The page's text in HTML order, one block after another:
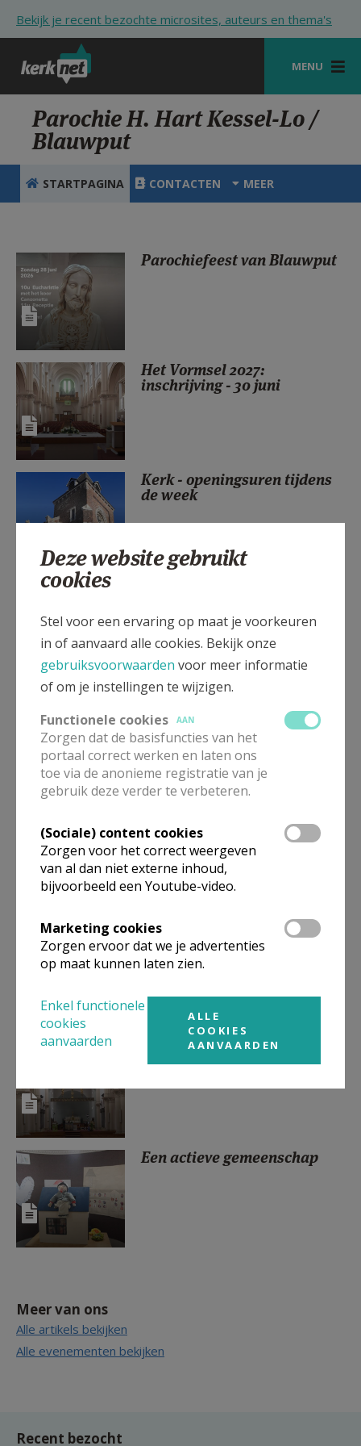
Bekijk je recent bezochte microsites, auteurs en thema's
MENU
STARTPAGINA
KERK
VIERINGEN
HULP
STARTPAGINA PORTAAL
MIJN PAROCHIE
AANMELDEN OF REGISTREREN
Parochie H. Hart Kessel-Lo /
Blauwput
STARTPAGINA CONTACTEN MEER
Parochiefeest van Blauwput
Het Vormsel 2027:
inschrijving - 30 juni
Kerk - openingsuren tijdens
de week
Een parochie van mensen...
Parochiekalender Blauwput
Pastorale Zone KesseLinde
Vieringen en
kindvriendelijke vieringen
Een actieve gemeenschap
Meer van ons
Alle artikels bekijken
Alle evenementen bekijken
Recent bezocht
Deze website gebruikt
cookies
Stel voor een ervaring op maat je voorkeuren
in of aanvaard alle cookies. Bekijk onze
gebruiksvoorwaarden voor meer informatie
of om je instellingen te wijzigen.
Functionele cookies
AAN
Zorgen dat de basisfuncties van het
portaal correct werken en laten ons
toe via de anonieme registratie van je
gebruik deze verder te verbeteren.
(Sociale) content cookies
Zorgen voor het correct weergeven
van al dan niet externe inhoud,
bijvoorbeeld een Youtube-video.
Marketing cookies
Zorgen ervoor dat we je advertenties
op maat kunnen laten zien.
Enkel functionele
cookies
aanvaarden
ALLE
COOKIES
AANVAARDEN